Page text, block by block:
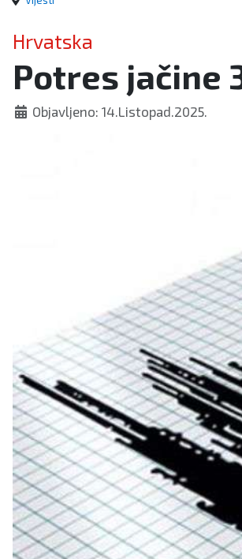
Hrvatska
Potres jačine
Objavljeno: 14.Listopad.2025.